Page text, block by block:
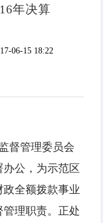
年决算
06-15 18:22
督管理委员会
公，为示范区
全额拨款事业
理职责。正处